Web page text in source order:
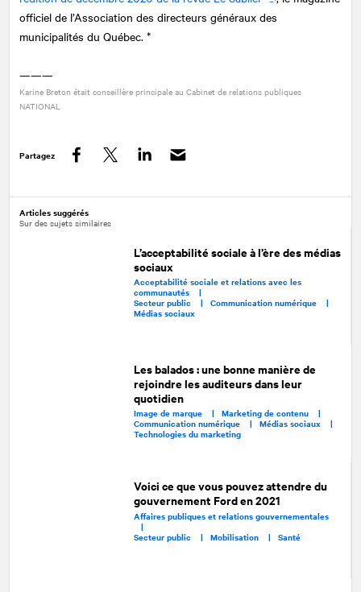
officiel de l’Association des directeurs généraux des
municipalités du Québec. *
———
Karine Breton était conseillère principale au Cabinet de relations publiques
NATIONAL
Partagez
Articles suggérés
Sur des sujets similaires
L’acceptabilité sociale à l’ère des médias
sociaux
Acceptabilité sociale et relations avec les
communautés |
Secteur public | Communication numérique |
Médias sociaux
Les balados : une bonne manière de
rejoindre les auditeurs dans leur
quotidien
Image de marque |Marketing de contenu |
Communication numérique |Médias sociaux |
Technologies du marketing
Voici ce que vous pouvez attendre du
gouvernement Ford en 2021
Affaires publiques et relations gouvernementales
|
Secteur public | Mobilisation | Santé